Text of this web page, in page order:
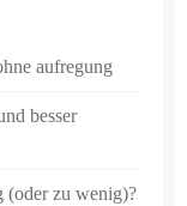
aufregung
besser
(oder zu wenig)?